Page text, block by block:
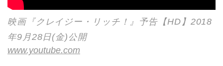
映画『クレイジー・リッチ！』予告【HD】2018
年9月28日(金)公開
www.youtube.com